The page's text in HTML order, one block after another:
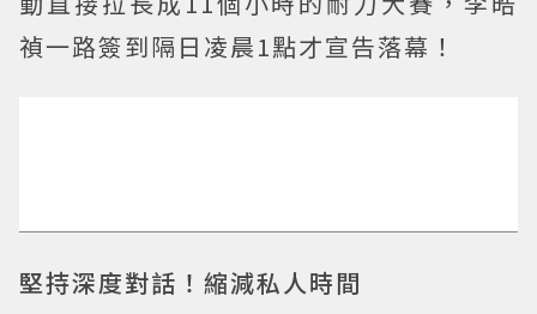
禎一路簽到隔日凌晨1點才宣告落幕！
堅持深度對話！縮減私人時間